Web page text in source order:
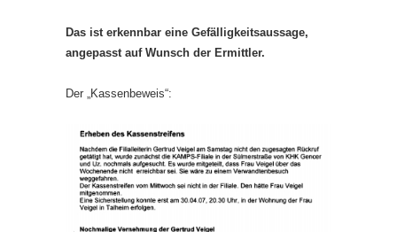
Das ist erkennbar eine Gefälligkeitsaussage,
angepasst auf Wunsch der Ermittler.
Der „Kassenbeweis“: